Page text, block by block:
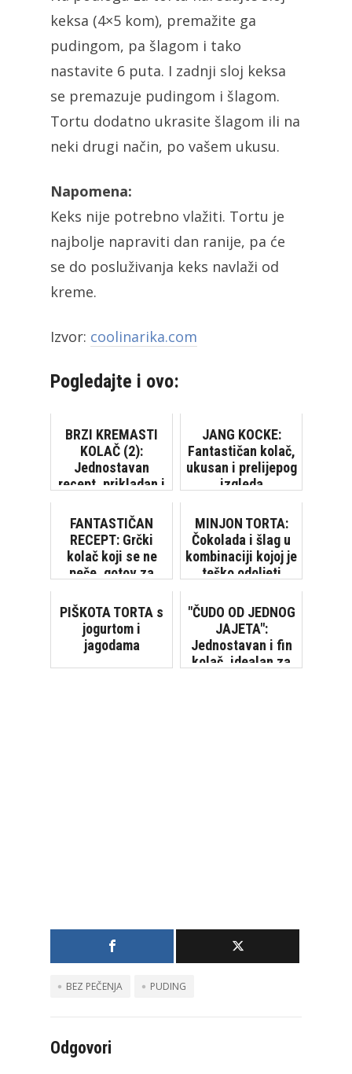
keksa (4×5 kom), premažite ga
pudingom, pa šlagom i tako
nastavite 6 puta. I zadnji sloj keksa
se premazuje pudingom i šlagom.
Tortu dodatno ukrasite šlagom ili na
neki drugi način, po vašem ukusu.
Napomena:
Keks nije potrebno vlažiti. Tortu je
najbolje napraviti dan ranije, pa će
se do posluživanja keks navlaži od
kreme.
Izvor: coolinarika.com
Pogledajte i ovo:
BRZI KREMASTI
KOLAČ (2):
Jednostavan
recept, prikladan i
u kuhinji
JANG KOCKE:
Fantastičan kolač,
ukusan i prelijepog
izgleda
FANTASTIČAN
RECEPT: Grčki
kolač koji se ne
peče, gotov za
MINJON TORTA:
Čokolada i šlag u
kombinaciji kojoj je
teško odoljeti
PIŠKOTA TORTA s
jogurtom i
jagodama
"ČUDO OD JEDNOG
JAJETA":
Jednostavan i fin
kolač, idealan za
BEZ PEČENJA PUDING
Odgovori